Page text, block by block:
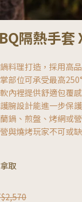
隔熱手套
料理打造，採用高
部位可承受最高
內裡提供舒適包覆
腕設計能進一步保
鍋、煎盤、烤網或
與燒烤玩家不可或
取